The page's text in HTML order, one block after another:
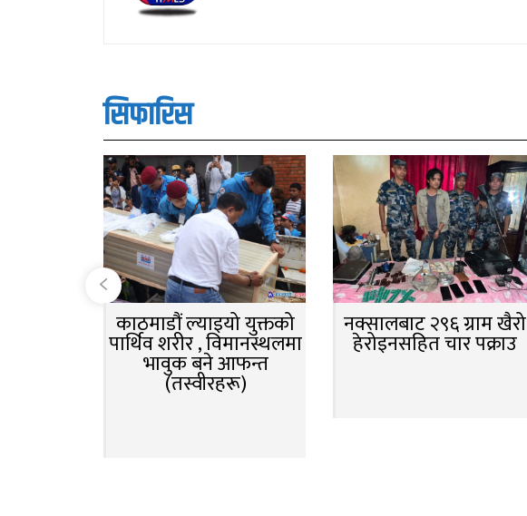
सिफारिस
काठमाडौं ल्याइयो युक्तको
पार्थिव शरीर , विमानस्थलमा
भावुक बने आफन्त
(तस्वीरहरू)
नक्सालबाट २९६ ग्राम खैरो
हेरोइनसहित चार पक्राउ